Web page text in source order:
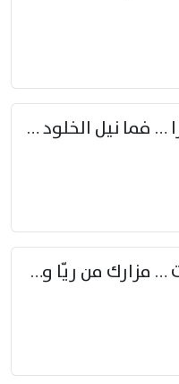
فصبرا في مجال الموت صبرا … فما نيل الخلود بمستطاع
حننت إلى ريّا ونفسك باعدت … مزارك من ريّا وشعباكما معا